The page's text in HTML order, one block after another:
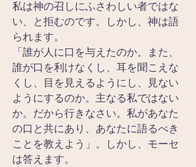
私は神の召しにふさわしい者ではな
い、と拒むのです。しかし、神は語
られます。
「誰が人に口を与えたのか。また、
誰が口を利けなくし、耳を聞こえな
くし、目を見えるようにし、見ない
ようにするのか。主なる私ではない
か。だから行きなさい。私があなた
の口と共にあり、あなたに語るべき
ことを教えよう」。しかし、モーセ
は答えます。